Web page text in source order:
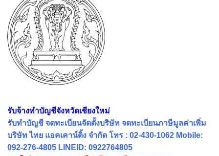
รับจ้างทำบัญชีจังหวัดเชียงใหม่
รับทำบัญชี จดทะเบียนจัดตั้งบริษัท จดทะเบียนภาษีมูลค่าเพิ่ม
บริษัท ไทย แอคเคาน์ติ้ง จำกัด โทร : 02-430-1062 Mobile:
092-276-4805 LINEID: 0922764805